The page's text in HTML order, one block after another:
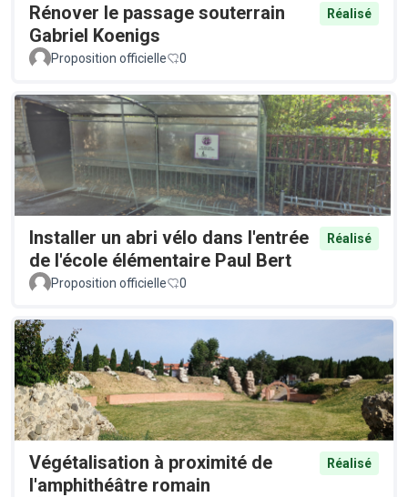
Rénover le passage souterrain
Gabriel Koenigs
Réalisé
Proposition officielle 0
Installer un abri vélo dans l'entrée
de l'école élémentaire Paul Bert
Réalisé
Proposition officielle 0
Végétalisation à proximité de
l'amphithéâtre romain
Réalisé